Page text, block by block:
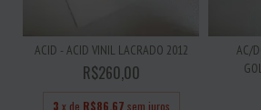
ACID - ACID VINIL LACRADO 2012
R$260,00
3 x de R$86,67 sem juros
AC/